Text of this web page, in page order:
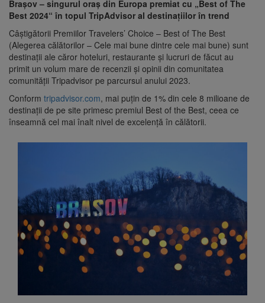
Brașov – singurul oraș din Europa premiat cu „Best of The
Best 2024“ în topul TripAdvisor al destinațiilor în trend
Câștigătorii Premiilor Travelers’ Choice – Best of The Best
(Alegerea călătorilor – Cele mai bune dintre cele mai bune) sunt
destinații ale căror hoteluri, restaurante și lucruri de făcut au
primit un volum mare de recenzii și opinii din comunitatea
comunității Tripadvisor pe parcursul anului 2023.
Conform tripadvisor.com, mai puțin de 1% din cele 8 milioane de
destinații de pe site primesc premiul Best of the Best, ceea ce
înseamnă cel mai înalt nivel de excelență în călătorii.